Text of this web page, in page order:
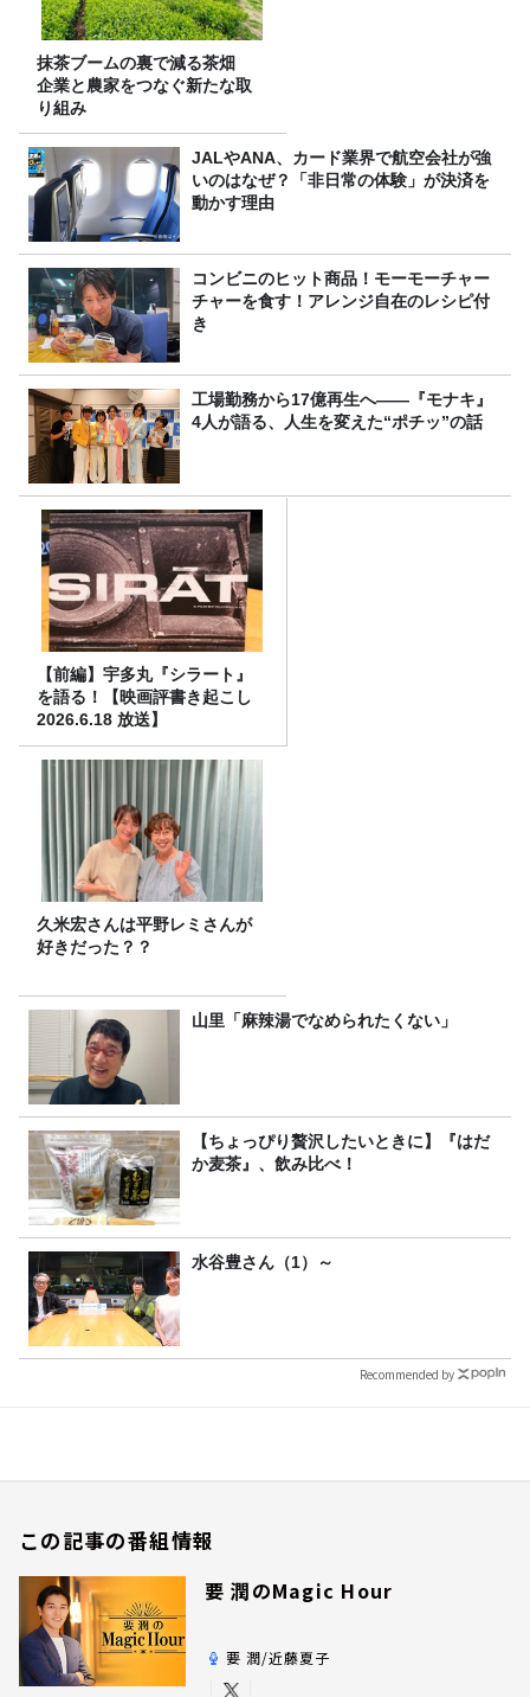
抹茶ブームの裏で減る茶畑
企業と農家をつなぐ新たな取
り組み
JALやANA、カード業界で航空会社が強
いのはなぜ？「非日常の体験」が決済を
動かす理由
コンビニのヒット商品！モーモーチャー
チャーを食す！アレンジ自在のレシピ付
き
工場勤務から17億再生へ——『モナキ』
4人が語る、人生を変えた“ポチッ”の話
【前編】宇多丸『シラート』
を語る！【映画評書き起こし
2026.6.18 放送】
久米宏さんは平野レミさんが
好きだった？？
山里「麻辣湯でなめられたくない」
【ちょっぴり贅沢したいときに】『はだ
か麦茶』、飲み比べ！
水谷豊さん（1）～
Recommended by
この記事の番組情報
要 潤のMagic Hour
要 潤/近藤夏子